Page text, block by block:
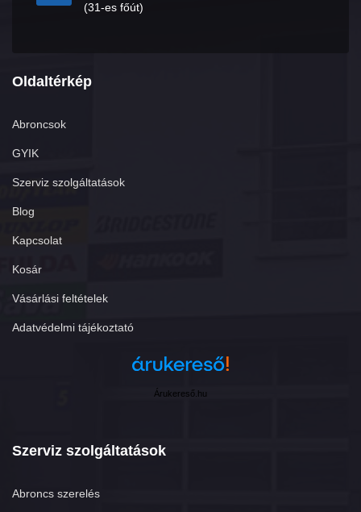
(31-es főút)
Oldaltérkép
Abroncsok
GYIK
Szerviz szolgáltatások
Blog
Kapcsolat
Kosár
Vásárlási feltételek
Adatvédelmi tájékoztató
Árukereső.hu
Szerviz szolgáltatások
Abroncs szerelés